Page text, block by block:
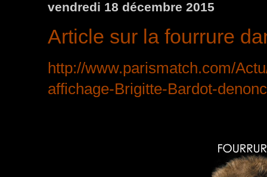
vendredi 18 décembre 2015
Article sur la fourrure
http://www.parismatch.com/
affichage-Brigitte-Bardot-